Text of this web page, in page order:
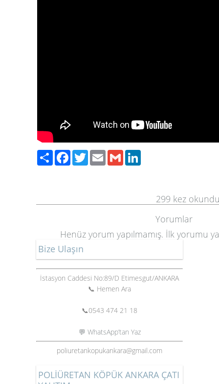
PaylaşFacebook
TwitterEmailGmail
299 kez
Yorumlar
Henüz yorum yapılmamış. İlk yorumu
Bize Ulaşın
İstasyon Caddesi No:89/D Etimesgut/ANKARA
📞 Hemen Ara
📞0543 474 21 18
💬 WhatsApp’tan Yaz
poliuretankopukankara@gmail.com
POLİÜRETAN KÖPÜK ANKARA ÇATI